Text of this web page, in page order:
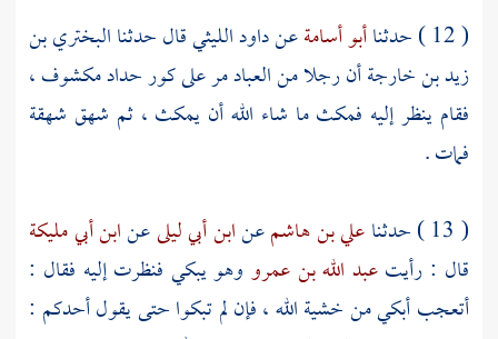
( 12 ) حدثنا
أبو أسامةعنداود الليثيقال حدثناالبختري بن
زيد بن خارجةأن رجلا من العباد مر على كور حداد مكشوف ،
فقام ينظر إليه فمكث ما شاء الله أن يمكث ، ثم شهق شهقة
فمات .
( 13 ) حدثنا
علي بن هاشمعنابن أبي ليلىعنابن أبي مليكة
قال : رأيتعبد الله بن عمرو وهو يبكي فنظرت إليه فقال :
أتعجب أبكي من خشية الله ، فإن لم تبكوا حتى يقول أحدكم :